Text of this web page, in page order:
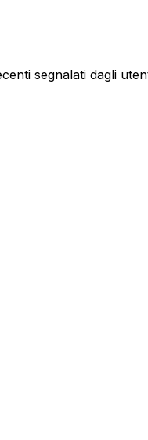
segnalati dagli